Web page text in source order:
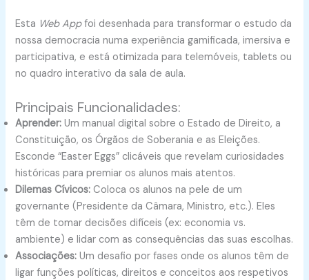
Esta Web Appfoi desenhada para transformar o estudo da
nossa democracia numa experiência gamificada, imersiva e
participativa, e está otimizada para telemóveis, tablets ou
no quadro interativo da sala de aula.
Principais Funcionalidades:
Aprender: Um manual digital sobre o Estado de Direito, a
Constituição, os Órgãos de Soberania e as Eleições.
Esconde “Easter Eggs” clicáveis que revelam curiosidades
históricas para premiar os alunos mais atentos.
Dilemas Cívicos: Coloca os alunos na pele de um
governante (Presidente da Câmara, Ministro, etc.). Eles
têm de tomar decisões difíceis (ex: economia vs.
ambiente) e lidar com as consequências das suas escolhas.
Associações: Um desafio por fases onde os alunos têm de
ligar funções políticas, direitos e conceitos aos respetivos